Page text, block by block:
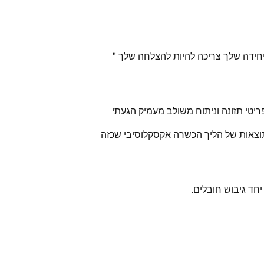
שלך צריכה להיות להצלחה שלך "
תזונה וניתוח משולב מעמיק הגעתי
של הליך הכשרה אקסקלוסיבי שכזה
גיבוש חובלים.